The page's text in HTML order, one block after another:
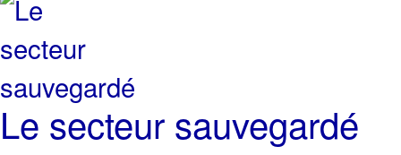
Le secteur sauvegardé